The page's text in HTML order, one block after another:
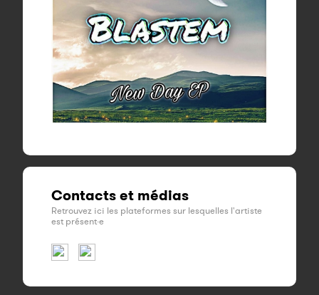
Contacts et médias
Retrouvez ici les plateformes sur lesquelles l'artiste
est présent·e